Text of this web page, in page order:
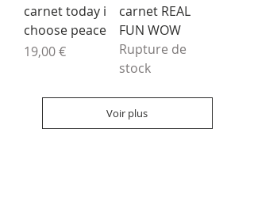
carnet today i
choose peace
Prix
19,00 €
carnet REAL
FUN WOW
Rupture de
stock
Voir plus